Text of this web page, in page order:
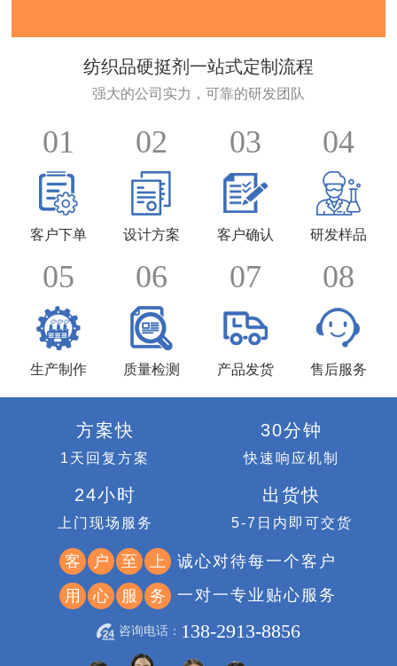
纺织品硬挺剂一站式定制流程
强大的公司实力，可靠的研发团队
01
客户下单
02
设计方案
03
客户确认
04
研发样品
05
生产制作
06
质量检测
07
产品发货
08
售后服务
方案快
1天回复方案
30分钟
快速响应机制
24小时
上门现场服务
出货快
5-7日内即可交货
客 户 至 上
诚心对待每一个客户
用
心 服 务 一对一专业贴心服务
咨询电话： 138-2913-8856